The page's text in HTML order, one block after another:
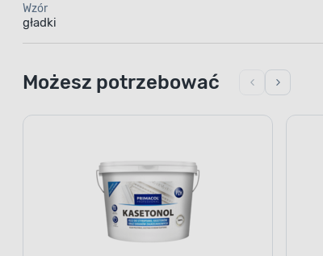
Wzór
gładki
Możesz potrzebować